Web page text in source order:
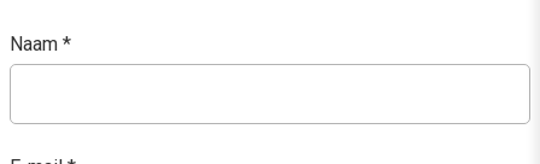
Naam *